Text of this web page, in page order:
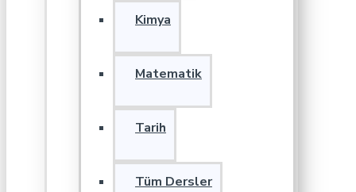
Kimya
Matematik
Tarih
Tüm Dersler